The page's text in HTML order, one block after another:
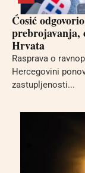
Ćosić
prebrojavanja,
Hrvata
Rasprava o
Hercegovini
zastupljenosti...